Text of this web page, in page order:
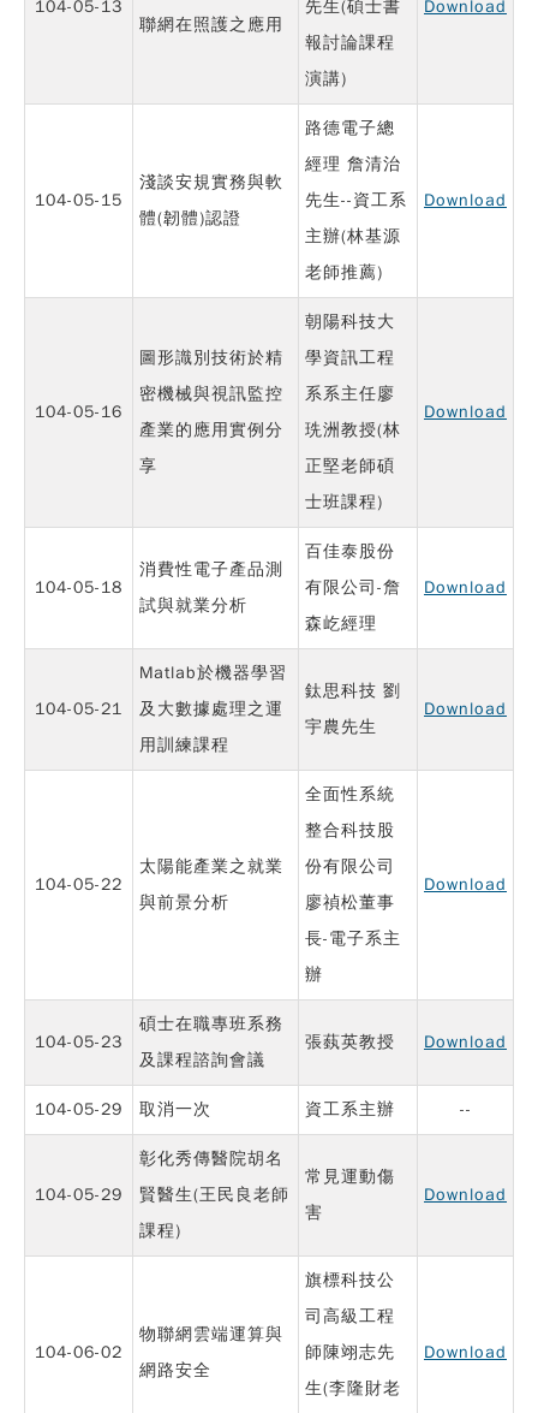
104-05-13
聯網在照護之應用
先生(碩士書
報討論課程
演講)
Download
104-05-15
淺談安規實務與軟
體(韌體)認證
路德電子總
經理 詹清治
先生--資工系
主辦(林基源
老師推薦)
Download
104-05-16
圖形識別技術於精
密機械與視訊監控
產業的應用實例分
享
朝陽科技大
學資訊工程
系系主任廖
珗洲教授(林
正堅老師碩
士班課程)
Download
104-05-18
消費性電子產品測
試與就業分析
百佳泰股份
有限公司-詹
森屹經理
Download
104-05-21
Matlab於機器學習
及大數據處理之運
用訓練課程
鈦思科技 劉
宇農先生
Download
104-05-22
太陽能產業之就業
與前景分析
全面性系統
整合科技股
份有限公司
廖禎松董事
長-電子系主
辦
Download
104-05-23
碩士在職專班系務
及課程諮詢會議
張蓺英教授 Download
104-05-29 取消一次 資工系主辦 --
104-05-29
彰化秀傳醫院胡名
賢醫生(王民良老師
課程)
常見運動傷
害
Download
104-06-02
物聯網雲端運算與
網路安全
旗標科技公
司高級工程
師陳翊志先
生(李隆財老
Download